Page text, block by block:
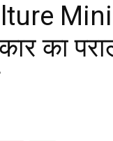
का